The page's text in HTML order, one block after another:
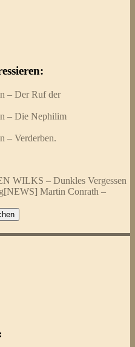
– Der Ruf der
– Die Nephilim
– Verderben.
WILKS – Dunkles Vergessen
[NEWS] Martin Conrath –